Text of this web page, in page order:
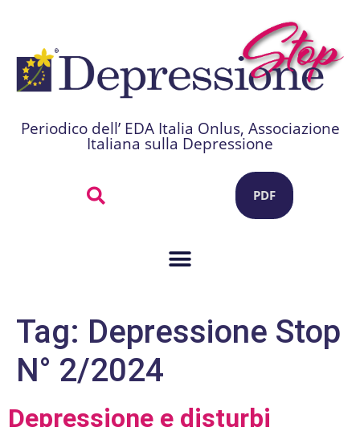
Periodico dell’ EDA Italia Onlus, Associazione
Italiana sulla Depressione
PDF
Tag: Depressione Stop
N° 2/2024
Depressione e disturbi